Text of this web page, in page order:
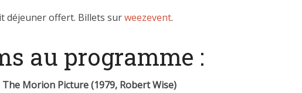
déjeuner offert. Billets surweezevent.
au programme :
Morion Picture (1979, Robert Wise)